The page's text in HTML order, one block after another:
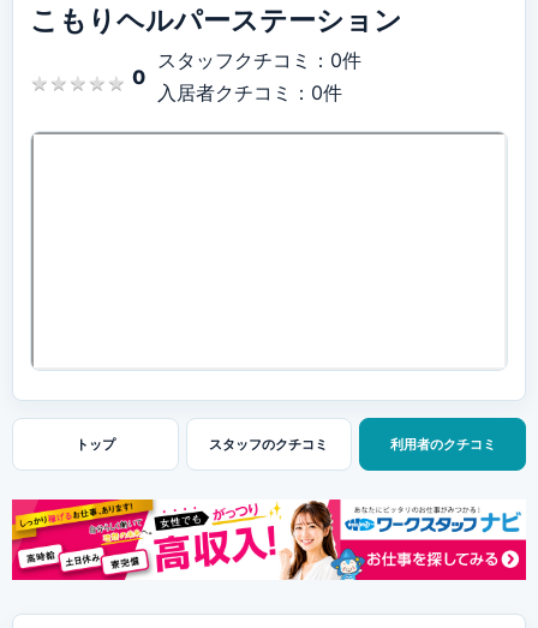
こもりヘルパーステーション
★ ★ ★ ★ ★
★ ★ ★ ★ ★ 0
スタッフクチコミ：0件
入居者クチコミ：0件
トップ スタッフのクチコミ 利用者のクチコミ